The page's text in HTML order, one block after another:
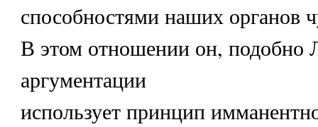
способностями наших органов
В этом отношении он, подобно
аргументации
использует принцип